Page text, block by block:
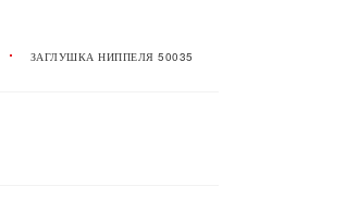
ЗАГЛУШКА НИППЕЛЯ 50035